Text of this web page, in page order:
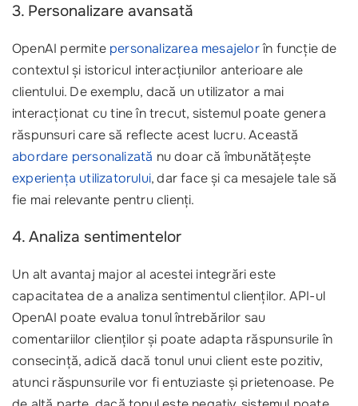
3. Personalizare avansată
OpenAI permite personalizarea mesajelorîn funcție de
contextul și istoricul interacțiunilor anterioare ale
clientului. De exemplu, dacă un utilizator a mai
interacționat cu tine în trecut, sistemul poate genera
răspunsuri care să reflecte acest lucru. Această
abordare personalizată nu doar că îmbunătățește
experiența utilizatorului, dar face și ca mesajele tale să
fie mai relevante pentru clienți.
4. Analiza sentimentelor
Un alt avantaj major al acestei integrări este
capacitatea de a analiza sentimentul clienților. API-ul
OpenAI poate evalua tonul întrebărilor sau
comentariilor clienților și poate adapta răspunsurile în
consecință, adică dacă tonul unui client este pozitiv,
atunci răspunsurile vor fi entuziaste și prietenoase. Pe